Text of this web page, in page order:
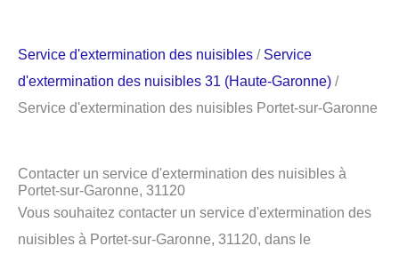
Service d'extermination des nuisibles / Service
d'extermination des nuisibles 31 (Haute-Garonne) /
Service d'extermination des nuisibles Portet-sur-Garonne
Contacter un service d'extermination des nuisibles à
Portet-sur-Garonne, 31120
Vous souhaitez contacter un service d'extermination des
nuisibles à Portet-sur-Garonne, 31120, dans le